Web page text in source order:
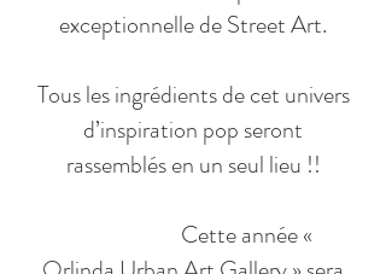
exceptionnelle de Street Art.
Tous les ingrédients de cet univers
d’inspiration pop seront
rassemblés en un seul lieu !!
Cette année «